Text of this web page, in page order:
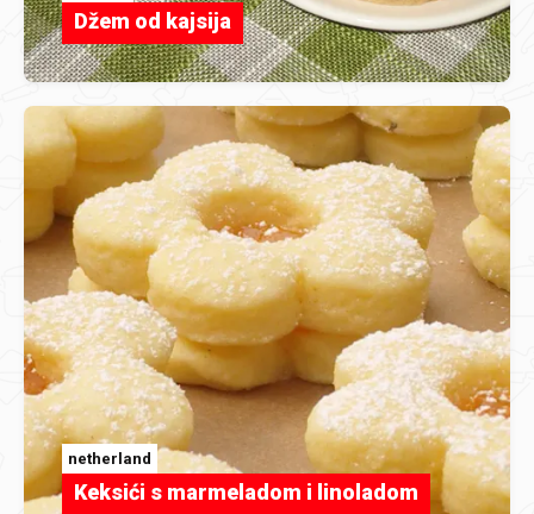
Džem od kajsija
netherland
Keksići s marmeladom i linoladom